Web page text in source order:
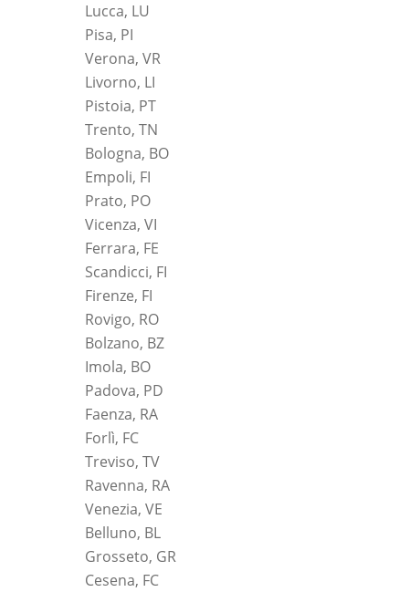
Lucca, LU
Pisa, PI
Verona, VR
Livorno, LI
Pistoia, PT
Trento, TN
Bologna, BO
Empoli, FI
Prato, PO
Vicenza, VI
Ferrara, FE
Scandicci, FI
Firenze, FI
Rovigo, RO
Bolzano, BZ
Imola, BO
Padova, PD
Faenza, RA
Forlì, FC
Treviso, TV
Ravenna, RA
Venezia, VE
Belluno, BL
Grosseto, GR
Cesena, FC